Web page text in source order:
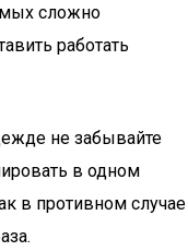
сложно
работать
не забывайте
в одном
в противном случае